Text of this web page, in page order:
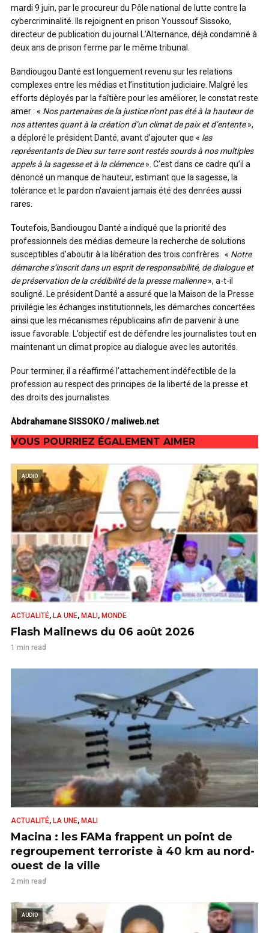
mardi 9 juin, par le procureur du Pôle national de lutte contre la
cybercriminalité. Ils rejoignent en prison Youssouf Sissoko,
directeur de publication du journal L’Alternance, déjà condamné à
deux ans de prison ferme par le même tribunal.
Bandiougou Danté est longuement revenu sur les relations
complexes entre les médias et l’institution judiciaire. Malgré les
efforts déployés par la faîtière pour les améliorer, le constat reste
amer : « Nos partenaires de la justice n’ont pas été à la hauteur de
nos attentes quant à la création d’un climat de paix et d’entente»,
a déploré le président Danté, avant d’ajouter que « les
représentants de Dieu sur terre sont restés sourds à nos multiples
appels à la sagesse et à la clémence». C’est dans ce cadre qu’il a
dénoncé un manque de hauteur, estimant que la sagesse, la
tolérance et le pardon n’avaient jamais été des denrées aussi
rares.
Toutefois, Bandiougou Danté a indiqué que la priorité des
professionnels des médias demeure la recherche de solutions
susceptibles d’aboutir à la libération des trois confrères. « Notre
démarche s’inscrit dans un esprit de responsabilité, de dialogue et
de préservation de la crédibilité de la presse malienne», a-t-il
souligné. Le président Danté a assuré que la Maison de la Presse
privilégie les échanges institutionnels, les démarches concertées
ainsi que les mécanismes républicains afin de parvenir à une
issue favorable. L’objectif est de défendre les journalistes tout en
maintenant un climat propice au dialogue avec les autorités.
Pour terminer, il a réaffirmé l’attachement indéfectible de la
profession au respect des principes de la liberté de la presse et
des droits des journalistes.
Abdrahamane SISSOKO / maliweb.net
VOUS POURRIEZ ÉGALEMENT AIMER
AUDIO
ACTUALITÉ, LA UNE, MALI , MONDE
Flash Malinews du 06 août 2026
1 min read
ACTUALITÉ, LA UNE, MALI
Macina : les FAMa frappent un point de
regroupement terroriste à 40 km au nord-
ouest de la ville
2 min read
AUDIO